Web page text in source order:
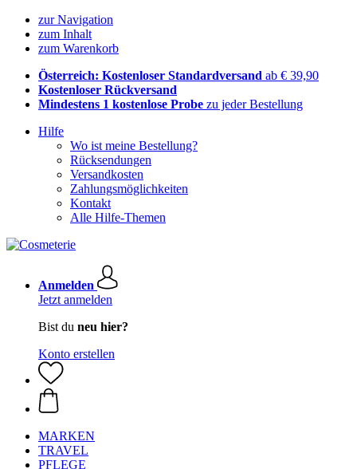
zur Navigation
zum Inhalt
zum Warenkorb
Österreich: Kostenloser Standardversand ab € 39,90
Kostenloser Rückversand
Mindestens 1 kostenlose Probe zu jeder Bestellung
Hilfe
Wo ist meine Bestellung?
Rücksendungen
Versandkosten
Zahlungsmöglichkeiten
Kontakt
Alle Hilfe-Themen
Anmelden
Jetzt anmelden
Bist du neu hier?
Konto erstellen
MARKEN
TRAVEL
PFLEGE